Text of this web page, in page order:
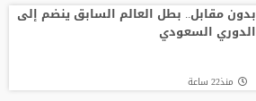
بدون مقابل.. بطل العالم السابق ينضم إلى
الدوري السعودي
منذ22 ساعة